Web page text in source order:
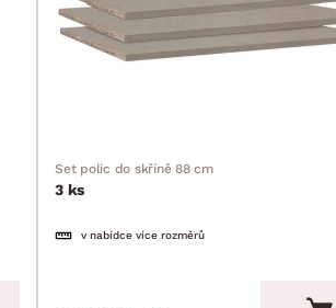
Set polic do skříně 88 cm
3 ks
v nabídce více rozměrů